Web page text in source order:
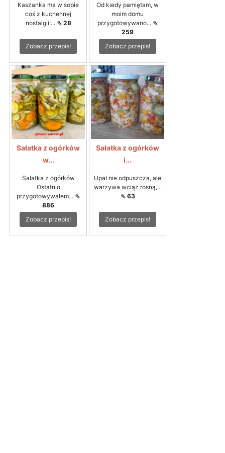
Kaszanka ma w sobie
coś z kuchennej
nostalgii:... ⇖ 28
Zobacz przepis!
Od kiedy pamiętam, w
moim domu
przygotowywano... ⇖
259
Zobacz przepis!
Sałatka z ogórków
w...
Sałatka z ogórków
Ostatnio
przygotowywałem... ⇖
886
Zobacz przepis!
Sałatka z ogórków
i...
Upał nie odpuszcza, ale
warzywa wciąż rosną,...
⇖ 63
Zobacz przepis!